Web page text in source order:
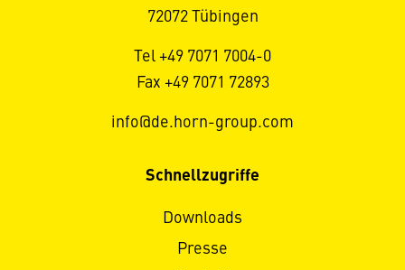
72072 Tübingen
Tel +49 7071 7004-0
Fax +49 7071 72893
info@de.horn-group.com
Schnellzugriffe
Downloads
Presse